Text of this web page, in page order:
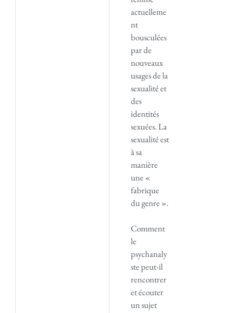
actuelleme
nt
bousculées
par de
nouveaux
usages de la
sexualité et
des
identités
sexuées. La
sexualité est
à sa
manière
une «
fabrique
du genre ».
Comment
le
psychanaly
ste peut-il
rencontrer
et écouter
un sujet